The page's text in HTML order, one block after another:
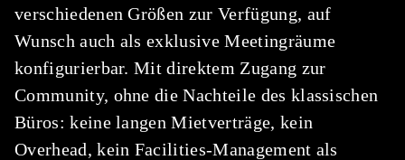
verschiedenen Größen zur Verfügung, auf
Wunsch auch als exklusive Meetingräume
konfigurierbar. Mit direktem Zugang zur
Community, ohne die Nachteile des klassischen
Büros: keine langen Mietverträge, kein
Overhead, kein Facilities-Management als